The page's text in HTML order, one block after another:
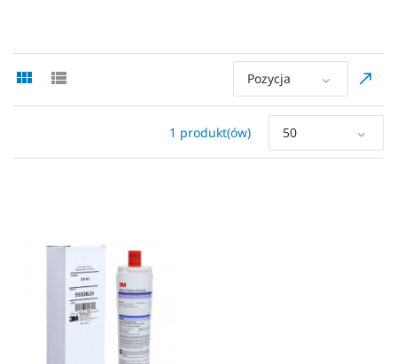
Pozycja
1 produkt(ów) 50